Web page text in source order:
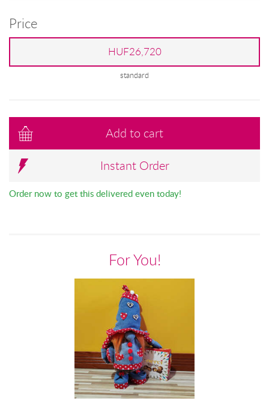
Price
HUF26,720
standard
Add to cart
Instant Order
Order now to get this delivered even today!
For You!